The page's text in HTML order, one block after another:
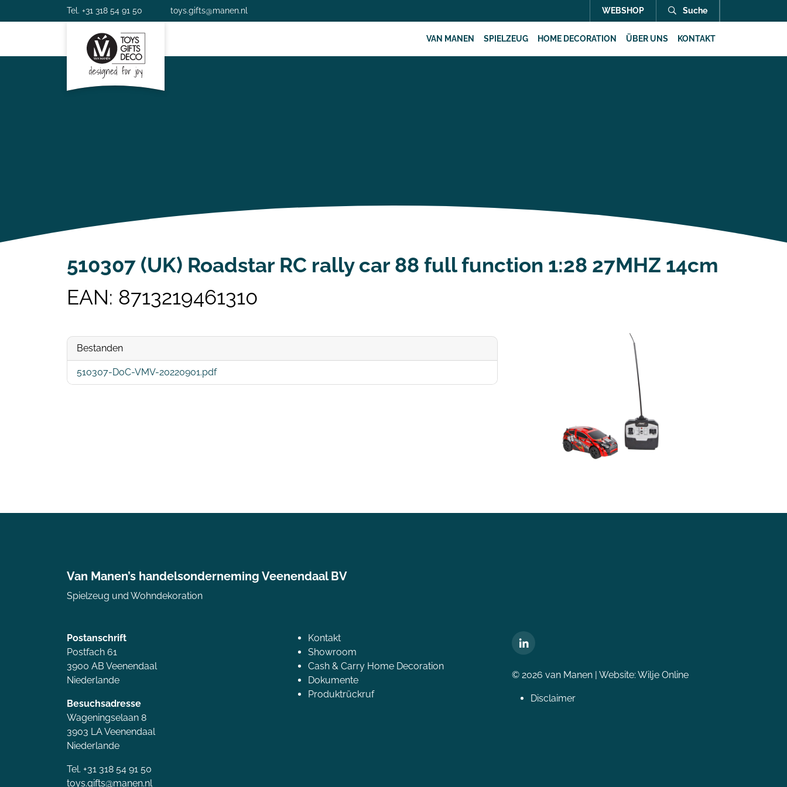
Tel. +31 318 54 91 50 toys.gifts@manen.nl WEBSHOP Suche
VAN MANEN SPIELZEUG HOME DECORATION ÜBER UNS KONTAKT
510307 (UK) Roadstar RC rally car 88 full function 1:28 27MHZ 14cm
EAN: 8713219461310
Bestanden
510307-DoC-VMV-20220901.pdf
Van Manen’s handelsonderneming Veenendaal BV
Spielzeug und Wohndekoration
Postanschrift
Postfach 61
3900 AB Veenendaal
Niederlande
Besuchsadresse
Wageningselaan 8
3903 LA Veenendaal
Niederlande
Tel. +31 318 54 91 50
toys.gifts@manen.nl
Kontakt
Showroom
Cash & Carry Home Decoration
Dokumente
Produktrückruf
© 2026 van Manen | Website: Wilje Online
Disclaimer